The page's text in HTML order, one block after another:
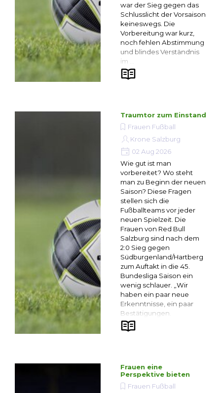
war der Sieg gegen das
Schlusslicht der Vorsaison
keineswegs. Die
Vorbereitung war kurz,
noch fehlen Abstimmung
und blindes Verständnis
im ...
Traumtor zum Einstand
Frauen Fußball
Krone Salzburg
02 Aug 2026
Wie gut ist man
vorbereitet? Wo steht
man zu Beginn der neuen
Saison? Diese Fragen
stellen sich die
Fußballteams vor jeder
neuen Spielzeit. Die
Frauen von Red Bull
Salzburg sind nach dem
2:0 Sieg gegen
Südburgenland/Hartberg
zum Auftakt in die 45.
Bundesliga Saison ein
wenig schlauer. „Wir
haben ein paar neue
Erkenntnisse, ein paar
Bestätigungen.
Frauen eine
Perspektive bieten
Frauen Fußball